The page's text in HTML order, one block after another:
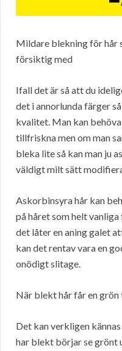
Mildare blekning för hår
försiktig med
Ifall det är så att du
det i annorlunda färger
kvalitet. Man kan
tillfriskna men om man
bleka lite så kan man ju
väldigt milt sätt
Askorbinsyra hår kan
på håret som helt vanliga
det låter en aning galet
kan det rentav vara en
onödigt slitage.
När blekt hår får en grön
Det kan verkligen
har blekt börjar se grönt